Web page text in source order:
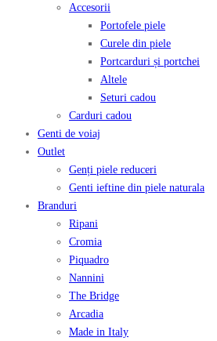
Accesorii
Portofele piele
Curele din piele
Portcarduri și portchei
Altele
Seturi cadou
Carduri cadou
Genti de voiaj
Outlet
Genți piele reduceri
Genti ieftine din piele naturala
Branduri
Ripani
Cromia
Piquadro
Nannini
The Bridge
Arcadia
Made in Italy